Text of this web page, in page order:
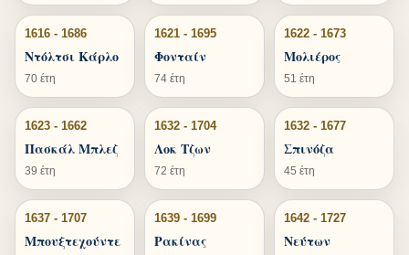
1616 - 1686
Ντόλτσι Κάρλο
70 έτη
1621 - 1695
Φονταίν
74 έτη
1622 - 1673
Μολιέρος
51 έτη
1623 - 1662
Πασκάλ Μπλεζ
39 έτη
1632 - 1704
Λοκ Τζων
72 έτη
1632 - 1677
Σπινόζα
45 έτη
1637 - 1707
Μπουξτεχούντε
1639 - 1699
Ρακίνας
1642 - 1727
Νεύτων